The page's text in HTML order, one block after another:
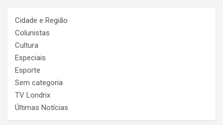
Cidade e Região
Colunistas
Cultura
Especiais
Esporte
Sem categoria
TV Londrix
Últimas Notícias